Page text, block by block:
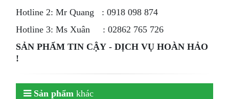
Hotline 2: Mr Quang : 0918 098 874
Hotline 3: Ms Xuân : 02862 765 726
SẢN PHẨM TIN CẬY - DỊCH VỤ HOÀN HẢO
!
Sản phẩm khác